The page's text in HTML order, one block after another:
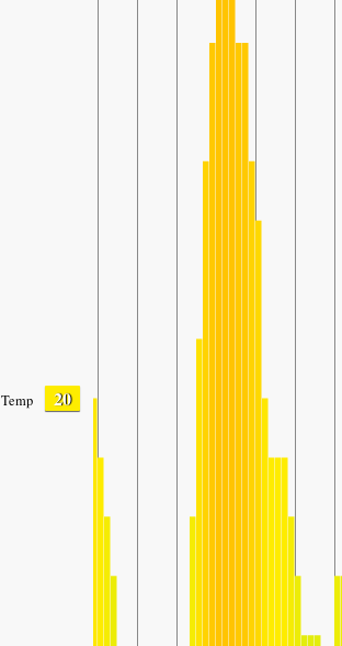
Temp 20